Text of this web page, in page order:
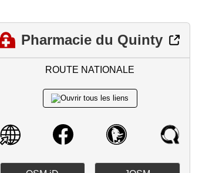
Pharmacie du Quinty
ROUTE NATIONALE